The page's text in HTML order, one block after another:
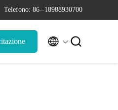
Telefono: 86--18988930700
 